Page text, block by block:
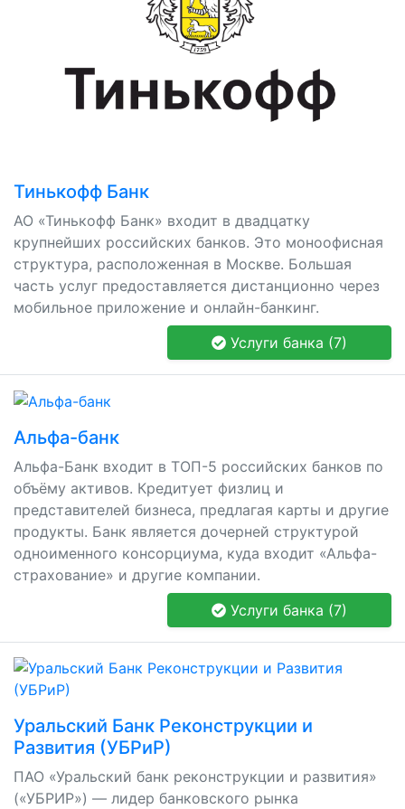
Тинькофф Банк
АО «Тинькофф Банк» входит в двадцатку
крупнейших российских банков. Это моноофисная
структура, расположенная в Москве. Большая
часть услуг предоставляется дистанционно через
мобильное приложение и онлайн-банкинг.
Услуги банка (7)
Альфа-банк
Альфа-Банк входит в ТОП-5 российских банков по
объёму активов. Кредитует физлиц и
представителей бизнеса, предлагая карты и другие
продукты. Банк является дочерней структурой
одноименного консорциума, куда входит «Альфа-
страхование» и другие компании.
Услуги банка (7)
Уральский Банк Реконструкции и
Развития (УБРиР)
ПАО «Уральский банк реконструкции и развития»
(«УБРИР») — лидер банковского рынка